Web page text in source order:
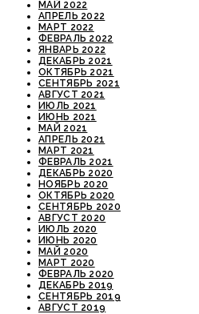
МАЙ 2022
АПРЕЛЬ 2022
МАРТ 2022
ФЕВРАЛЬ 2022
ЯНВАРЬ 2022
ДЕКАБРЬ 2021
ОКТЯБРЬ 2021
СЕНТЯБРЬ 2021
АВГУСТ 2021
ИЮЛЬ 2021
ИЮНЬ 2021
МАЙ 2021
АПРЕЛЬ 2021
МАРТ 2021
ФЕВРАЛЬ 2021
ДЕКАБРЬ 2020
НОЯБРЬ 2020
ОКТЯБРЬ 2020
СЕНТЯБРЬ 2020
АВГУСТ 2020
ИЮЛЬ 2020
ИЮНЬ 2020
МАЙ 2020
МАРТ 2020
ФЕВРАЛЬ 2020
ДЕКАБРЬ 2019
СЕНТЯБРЬ 2019
АВГУСТ 2019